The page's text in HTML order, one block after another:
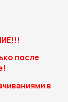
после
в